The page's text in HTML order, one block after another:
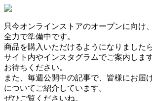
只今オンラインストアのオープンに向け、
全力で準備中です。
商品を購入いただけるようになりました
サイト内やインスタグラムでご案内しま
お待ちください。
また、毎週公開中の記事で、皆様にお届
についてご紹介しています。
ぜひご覧くださいね。